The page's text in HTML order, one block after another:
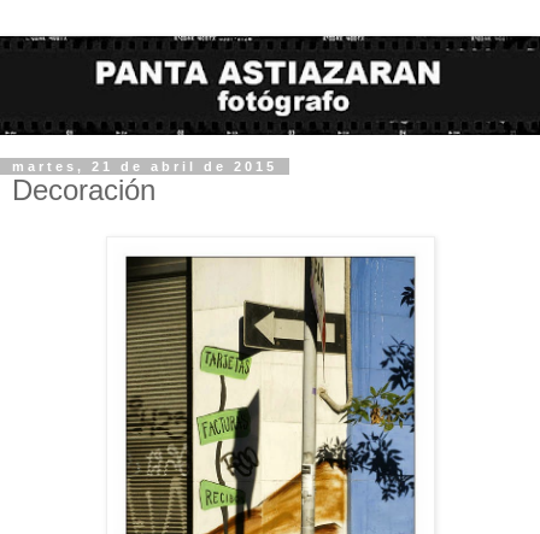
martes, 21 de abril de 2015
Decoración